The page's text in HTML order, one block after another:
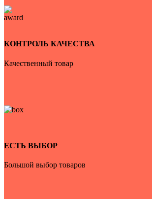
КОНТРОЛЬ КАЧЕСТВА
Качественный товар
ЕСТЬ ВЫБОР
Большой выбор товаров